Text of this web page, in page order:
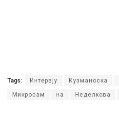
Tags: Интервју Кузманоска
Микросам на Неделкова